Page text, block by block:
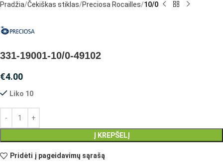
Pradžia Čekiškas stiklas Preciosa Rocailles 10/0
331-19001-10/0-49102
€4.00
Liko 10
Į KREPŠELĮ
Pridėti į pageidavimų sąrašą